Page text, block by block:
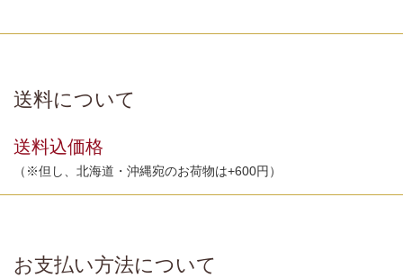
送料について
送料込価格
（※但し、北海道・沖縄宛のお荷物は+600円）
お支払い方法について